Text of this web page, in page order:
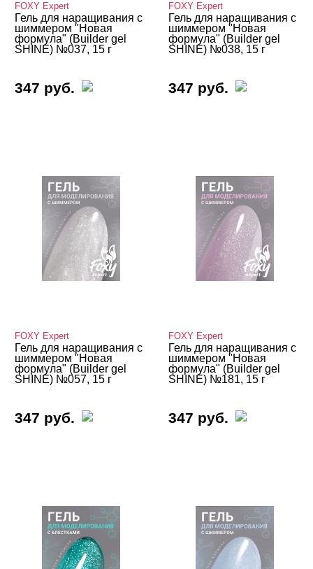
FOXY Expert
Гель для наращивания с
шиммером "Новая
формула" (Builder gel
SHINE) №037, 15 г
347 руб.
FOXY Expert
Гель для наращивания с
шиммером "Новая
формула" (Builder gel
SHINE) №038, 15 г
347 руб.
FOXY Expert
Гель для наращивания с
шиммером "Новая
формула" (Builder gel
SHINE) №057, 15 г
347 руб.
FOXY Expert
Гель для наращивания с
шиммером "Новая
формула" (Builder gel
SHINE) №181, 15 г
347 руб.